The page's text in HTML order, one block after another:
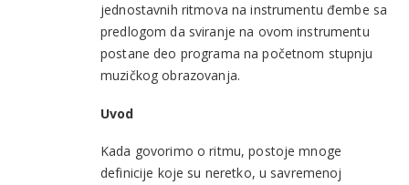
jednostavnih ritmova na instrumentu đembe sa
predlogom da sviranje na ovom instrumentu
postane deo programa na početnom stupnju
muzičkog obrazovanja.
Uvod
Kada govorimo o ritmu, postoje mnoge
definicije koje su neretko, u savremenoj